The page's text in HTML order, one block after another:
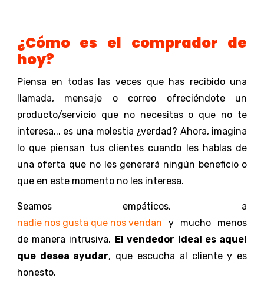
¿Cómo es el comprador de
hoy?
Piensa en todas las veces que has recibido una
llamada, mensaje o correo ofreciéndote un
producto/servicio que no necesitas o que no te
interesa... es una molestia ¿verdad? Ahora, imagina
lo que piensan tus clientes cuando les hablas de
una oferta que no les generará ningún beneficio o
que en este momento no les interesa.
Seamos empáticos, a
nadie nos gusta que nos vendan y mucho menos
de manera intrusiva. El vendedor ideal es aquel
que desea ayudar, que escucha al cliente y es
honesto.